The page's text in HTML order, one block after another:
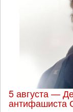
5 августа —
антифашиста